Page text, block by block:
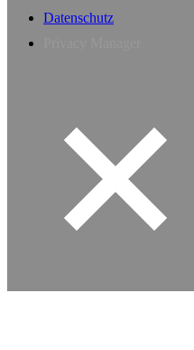
Datenschutz